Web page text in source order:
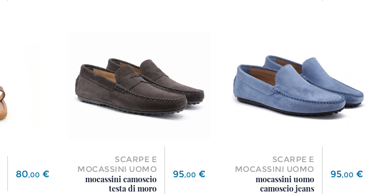
Prezzo
80,00 €
SCARPE E
MOCASSINI UOMO
mocassini camoscio
testa di moro
Prezzo
95,00 €
SCARPE E
MOCASSINI UOMO
mocassini uomo
camoscio jeans
Prezzo
95,00 €